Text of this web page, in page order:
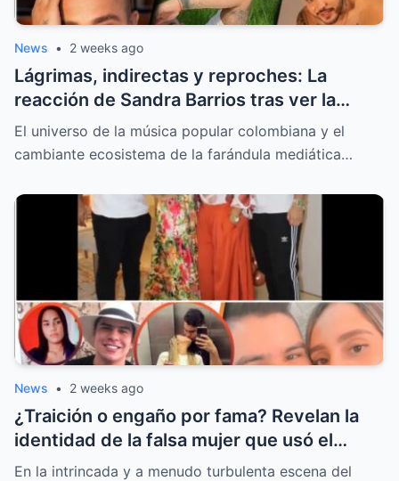
News • 2 weeks ago
Lágrimas, indirectas y reproches: La
reacción de Sandra Barrios tras ver la
nueva portada sobre el tatuaje de Jessi
Uribe
El universo de la música popular colombiana y el
cambiante ecosistema de la farándula mediática…
News • 2 weeks ago
¿Traición o engaño por fama? Revelan la
identidad de la falsa mujer que usó el
nombre de Moisés Díaz
En la intrincada y a menudo turbulenta escena del